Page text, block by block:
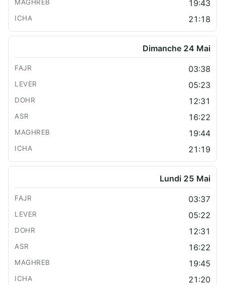
19:43
21:18
Dimanche 24 Mai
03:38
05:23
12:31
16:22
19:44
21:19
Lundi 25 Mai
03:37
05:22
12:31
16:22
19:45
21:20